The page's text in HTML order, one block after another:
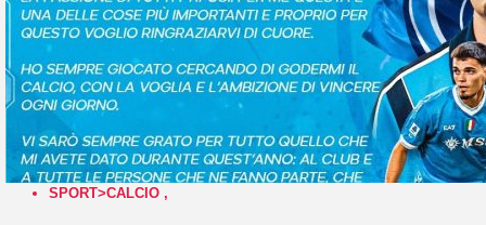
SPORT>CALCIO ,